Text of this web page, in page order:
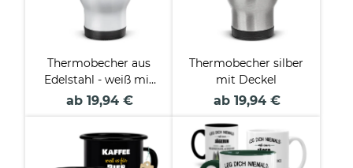
Thermobecher aus
Edelstahl - weiß mit
Deckel
ab 19,94 €
Thermobecher silber
mit Deckel
ab 19,94 €